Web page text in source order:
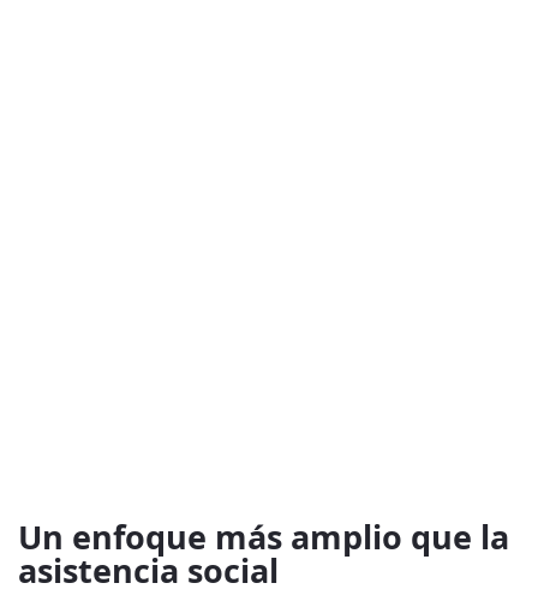
Un enfoque más amplio que la
asistencia social